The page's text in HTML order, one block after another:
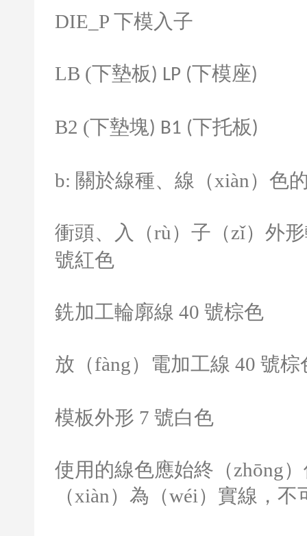
DIE_P 下模入子
LB (下墊板 ) LP (下模座)
B2 (下墊塊) B1 (下托板 )
b: 關於線種、線（xiàn）色
衝頭、入（rù）子（zǐ）外
號紅色
銑加工輪廓線 40 號棕色
放（fàng）電加工線 40 號棕
模板外形 7 號白色
使用的線色應始終（zhōng
（xiàn）為（wéi）實線，